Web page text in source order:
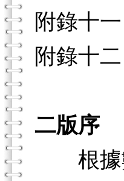
附錄十
附錄十
二版序
根據數